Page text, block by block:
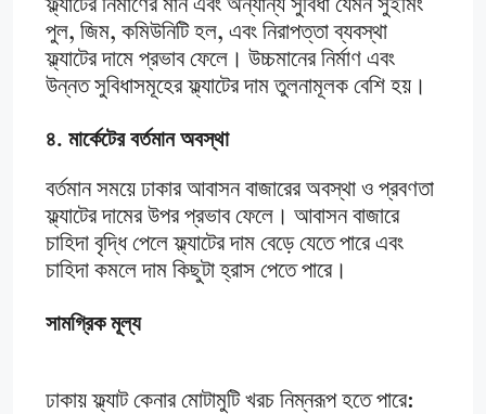
ফ্ল্যাটের নির্মাণের মান এবং অন্যান্য সুবিধা যেমন সুইমিং
পুল, জিম, কমিউনিটি হল, এবং নিরাপত্তা ব্যবস্থা
ফ্ল্যাটের দামে প্রভাব ফেলে। উচ্চমানের নির্মাণ এবং
উন্নত সুবিধাসমূহের ফ্ল্যাটের দাম তুলনামূলক বেশি হয়।
৪. মার্কেটের বর্তমান অবস্থা
বর্তমান সময়ে ঢাকার আবাসন বাজারের অবস্থা ও প্রবণতা
ফ্ল্যাটের দামের উপর প্রভাব ফেলে। আবাসন বাজারে
চাহিদা বৃদ্ধি পেলে ফ্ল্যাটের দাম বেড়ে যেতে পারে এবং
চাহিদা কমলে দাম কিছুটা হ্রাস পেতে পারে।
সামগ্রিক মূল্য
ঢাকায় ফ্ল্যাট কেনার মোটামুটি খরচ নিম্নরূপ হতে পারে: